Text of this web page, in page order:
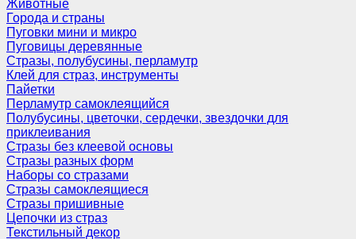
Животные
Города и страны
Пуговки мини и микро
Пуговицы деревянные
Стразы, полубусины, перламутр
Клей для страз, инструменты
Пайетки
Перламутр самоклеящийся
Полубусины, цветочки, сердечки, звездочки для
приклеивания
Стразы без клеевой основы
Стразы разных форм
Наборы со стразами
Стразы самоклеящиеся
Стразы пришивные
Цепочки из страз
Текстильный декор